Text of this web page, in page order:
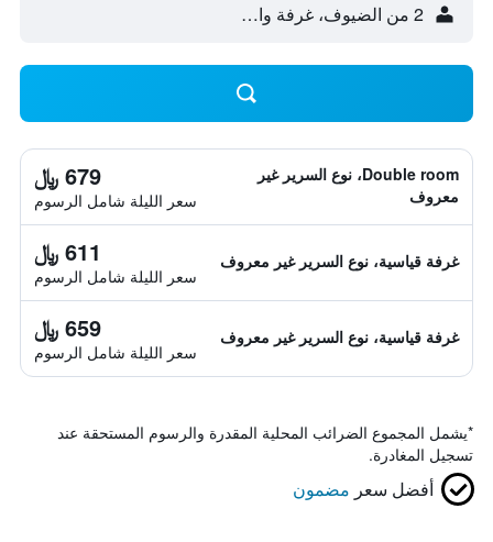
2 من الضيوف، غرفة واحدة
Double room، نوع السرير غير
معروف
679 ﷼
سعر الليلة شامل الرسوم
غرفة قياسية، نوع السرير غير معروف 611 ﷼
سعر الليلة شامل الرسوم
غرفة قياسية، نوع السرير غير معروف 659 ﷼
سعر الليلة شامل الرسوم
*يشمل المجموع الضرائب المحلية المقدرة والرسوم المستحقة عند
تسجيل المغادرة.
أفضل سعر مضمون